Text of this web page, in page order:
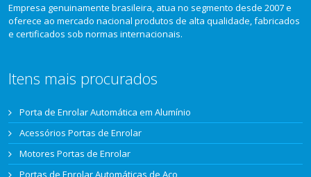
Empresa genuinamente brasileira, atua no segmento desde 2007 e
oferece ao mercado nacional produtos de alta qualidade, fabricados
e certificados sob normas internacionais.
Itens mais procurados
Porta de Enrolar Automática em Alumínio
Acessórios Portas de Enrolar
Motores Portas de Enrolar